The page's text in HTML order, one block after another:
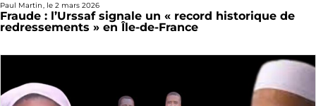
Paul Martin, le 2 mars 2026
Fraude : l’Urssaf signale un « record historique de
redressements » en Île-de-France